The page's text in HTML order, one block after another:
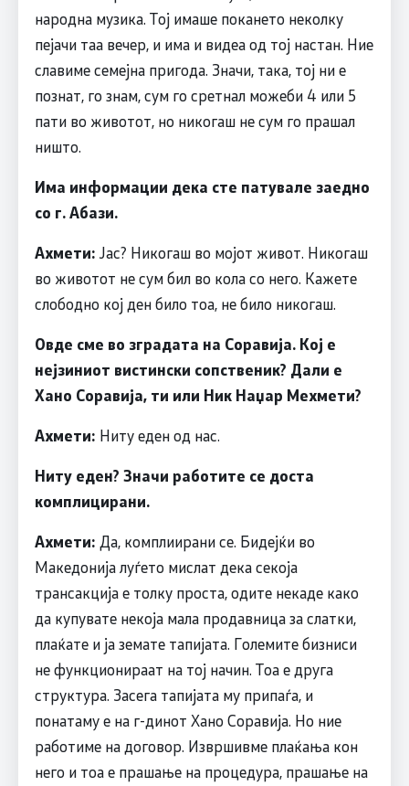
народна музика. Тој имаше покането неколку
пејачи таа вечер, и има и видеа од тој настан. Ние
славиме семејна пригода. Значи, така, тој ни е
познат, го знам, сум го сретнал можеби 4 или 5
пати во животот, но никогаш не сум го прашал
ништо.
Има информации дека сте патувале заедно
со г. Абази.
Ахмети: Јас? Никогаш во мојот живот. Никогаш
во животот не сум бил во кола со него. Кажете
слободно кој ден било тоа, не било никогаш.
Овде сме во зградата на Соравија. Кој е
нејзиниот вистински сопственик? Дали е
Хано Соравија, ти или Ник Наџар Мехмети?
Ахмети: Ниту еден од нас.
Ниту еден? Значи работите се доста
комплицирани.
Ахмети: Да, комплиирани се. Бидејќи во
Македонија луѓето мислат дека секоја
трансакција е толку проста, одите некаде како
да купувате некоја мала продавница за слатки,
плаќате и ја земате тапијата. Големите бизниси
не функционираат на тој начин. Тоа е друга
структура. Засега тапијата му припаѓа, и
понатаму е на г-динот Хано Соравија. Но ние
работиме на договор. Извршивме плаќања кон
него и тоа е прашање на процедура, прашање на